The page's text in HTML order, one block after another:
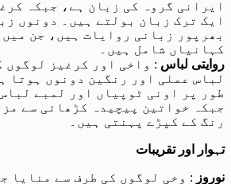
ایرانی گروہ کی زبان ہے، جبکہ
ایک ترک زبان بولتے ہیں۔ دونوں
بھرپور زبانی روایات ہیں، جن میں
کہانیاں شامل ہیں۔
روایتی لباس : واخی اور کرغیز لوگوں
لباس عملی اور رنگین دونوں ہوتا
طور پر اونی ٹوپیاں اور لمبے
جبکہ خواتین پیچیدہ کڑھائی سے
رنگ کے کپڑے پہنتی ہیں۔
تہوار اور تقریبات
نوروز : وخی لوگوں کی طرف سے منایا